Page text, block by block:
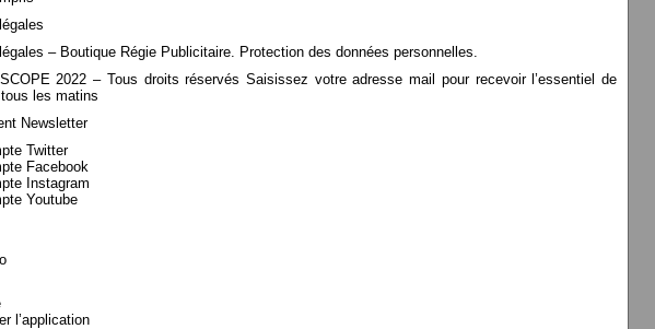
– Boutique Régie Publicitaire. Protection des données personnelles.
2022 – Tous droits réservés Saisissez votre adresse mail pour recevoir l’essentiel de
tous les matins
Newsletter
Twitter
Facebook
Instagram
Youtube
l’application